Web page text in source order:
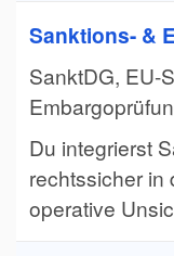
Sanktions- &
SanktDG, EU-
Du integrierst
rechtssicher in
operative